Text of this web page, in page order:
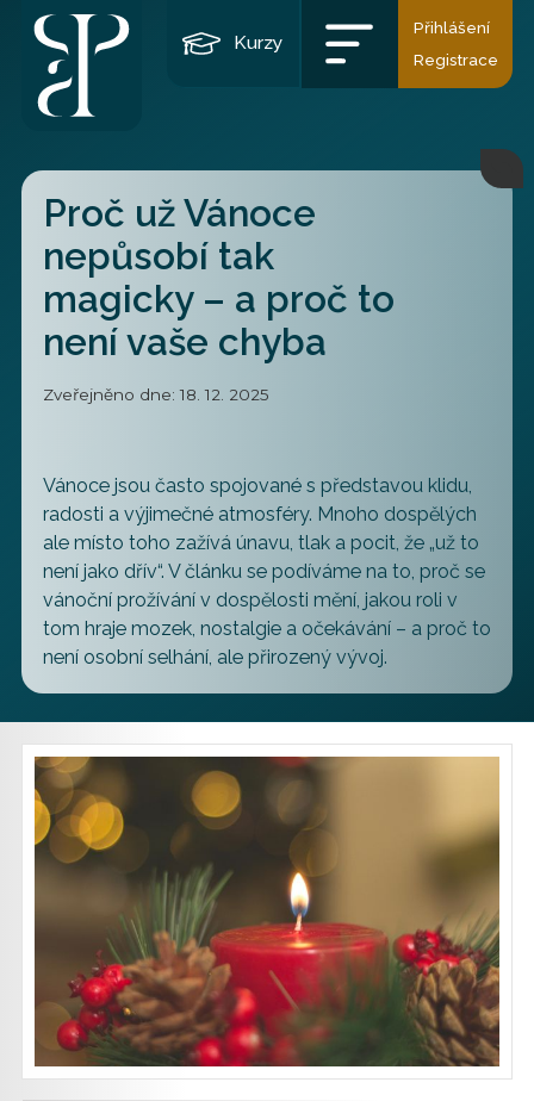
Kurzy
Přihlášení
Registrace
Proč už Vánoce
nepůsobí tak
magicky – a proč to
není vaše chyba
Zveřejněno dne: 18. 12. 2025
Vánoce jsou často spojované s představou klidu,
radosti a výjimečné atmosféry. Mnoho dospělých
ale místo toho zažívá únavu, tlak a pocit, že „už to
není jako dřív“. V článku se podíváme na to, proč se
vánoční prožívání v dospělosti mění, jakou roli v
tom hraje mozek, nostalgie a očekávání – a proč to
není osobní selhání, ale přirozený vývoj.